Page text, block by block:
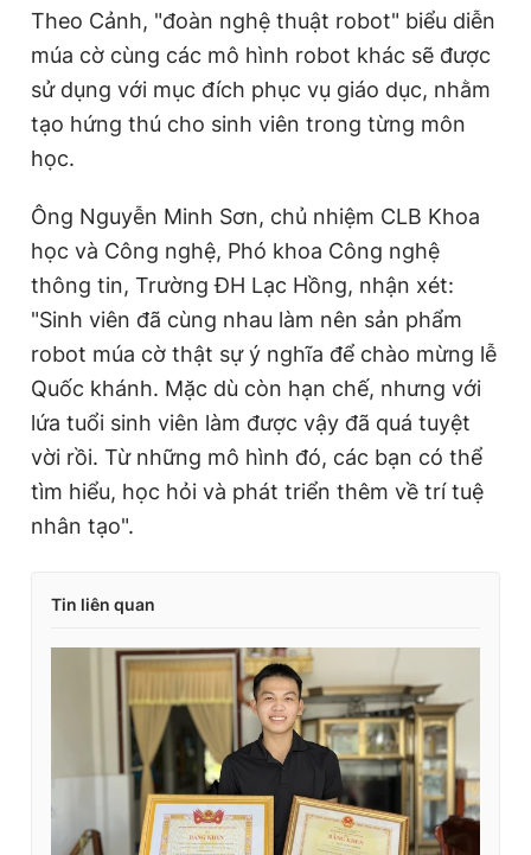
e
múa cờ cùng các ‏‏mô hình robot khác sẽ được
sử dụng với mục đích phục vụ giáo dục, nhằm
tạo hứng thú cho sinh viên trong từng môn
học.
Ông Nguyễn Minh Sơn, chủ nhiệm CLB Khoa
học và Công nghệ, Phó khoa Công nghệ
thông tin, Trường ĐH Lạc Hồng, nhận xét:
"Sinh viên đã cùng nhau làm nên sản phẩm
robot múa cờ thật sự ý nghĩa để chào mừng lễ
Quốc khánh. Mặc dù còn hạn chế, nhưng với
lứa tuổi sinh viên làm được vậy đã quá tuyệt
vời rồi. Từ những mô hình đó, các bạn có thể
tìm hiểu, học hỏi và phát triển thêm về trí tuệ
Tin liên quan